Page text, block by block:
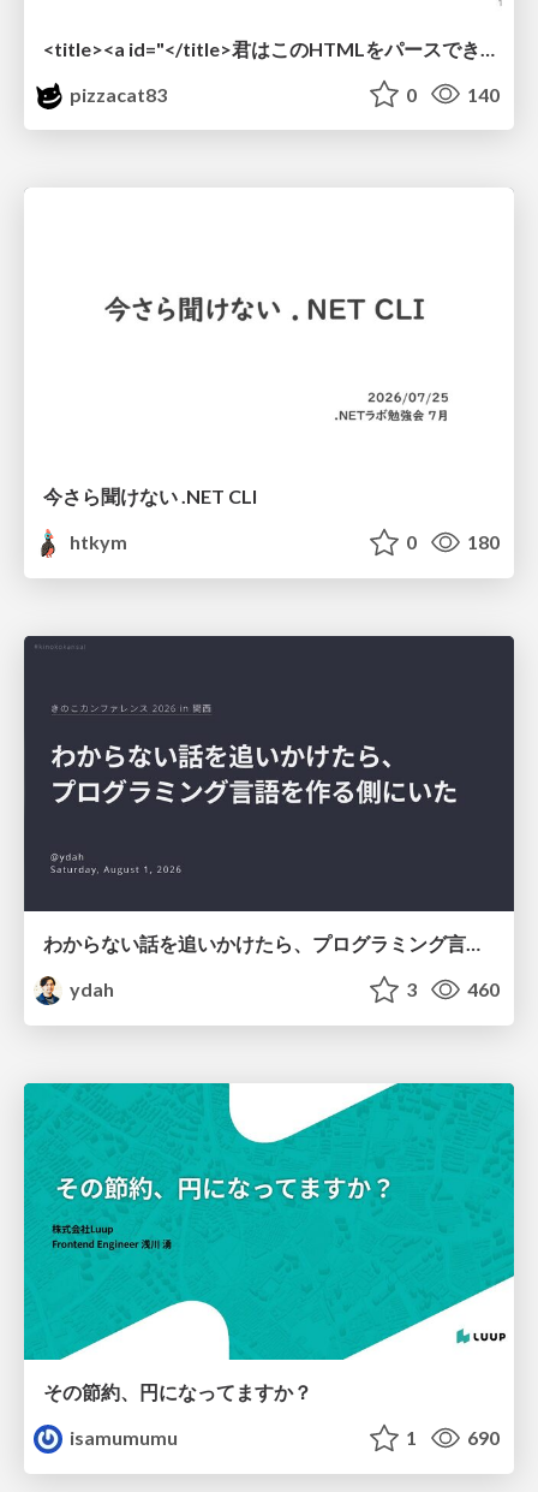
pizzacat83
0 140
今さら聞けない .NET CLI
htkym
0 180
わからない話を追いかけたら、プログラミング言語を作る側にいた
ydah
3 460
その節約、円になってますか？
isamumumu
1 690